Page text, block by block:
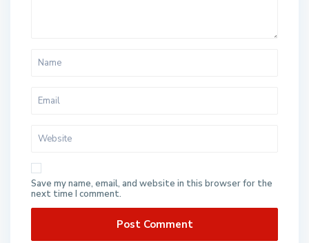
Save my name, email, and website in this browser for the
next time I comment.